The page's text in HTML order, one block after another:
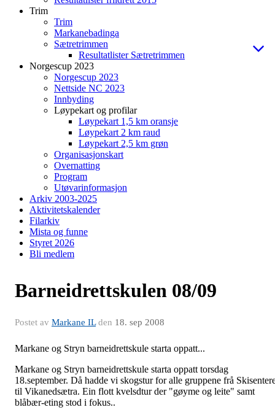
Trim
Trim
Markanebadinga
Sætretrimmen
Resultatlister Sætretrimmen
Norgescup 2023
Norgescup 2023
Nettside NC 2023
Innbyding
Løypekart og profilar
Løypekart 1,5 km oransje
Løypekart 2 km raud
Løypekart 2,5 km grøn
Organisasjonskart
Overnatting
Program
Utøvarinformasjon
Arkiv 2003-2025
Aktivitetskalender
Filarkiv
Mista og funne
Styret 2026
Bli medlem
Barneidrettskulen 08/09
Postet av Markane ILden 18. sep 2008
Markane og Stryn barneidrettskule starta oppatt...
Markane og Stryn barneidrettskule starta oppatt torsdag
18.september. Då hadde vi skogstur for alle gruppene frå
til Vikanedsætra. Ein flott kvelsdtur der "gøyme og leite" samt
blåbær-eting stod i fokus..